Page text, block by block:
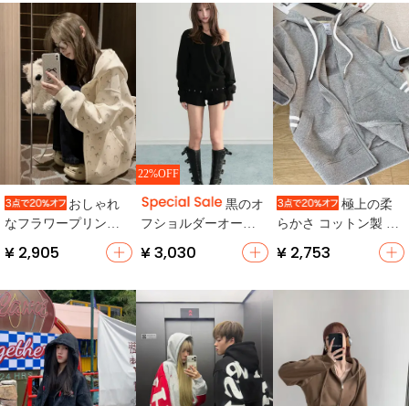
おしゃれ
なフラワープリント
パーカー【フード付
き・オーバーサイ
¥ 2,905
22%OFF
黒のオ
フショルダーオーバ
ーサイズスウェット
シャツ【秋用・長
ンテージ】
¥ 3,030
極上の柔
らかさ コットン製 レ
ディース 半袖パーカ
ー【ジッパー付き・
¥ 2,753